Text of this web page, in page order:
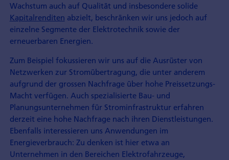
Wachstum auch auf Qualität und insbesondere solide
Kapitalrenditen abzielt, beschränken wir uns jedoch auf
einzelne Segmente der Elektrotechnik sowie der
erneuerbaren Energien.
Zum Beispiel fokussieren wir uns auf die Ausrüster von
Netzwerken zur Stromübertragung, die unter anderem
aufgrund der grossen Nachfrage über hohe Preissetzungs-
Macht verfügen. Auch spezialisierte Bau- und
Planungsunternehmen für Strominfrastruktur erfahren
derzeit eine hohe Nachfrage nach ihren Dienstleistungen.
Ebenfalls interessieren uns Anwendungen im
Energieverbrauch: Zu denken ist hier etwa an
Unternehmen in den Bereichen Elektrofahrzeuge,